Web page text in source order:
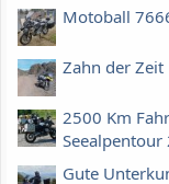
Motoball
Zahn der Zeit
2500 Km
Seealpentour
Gute